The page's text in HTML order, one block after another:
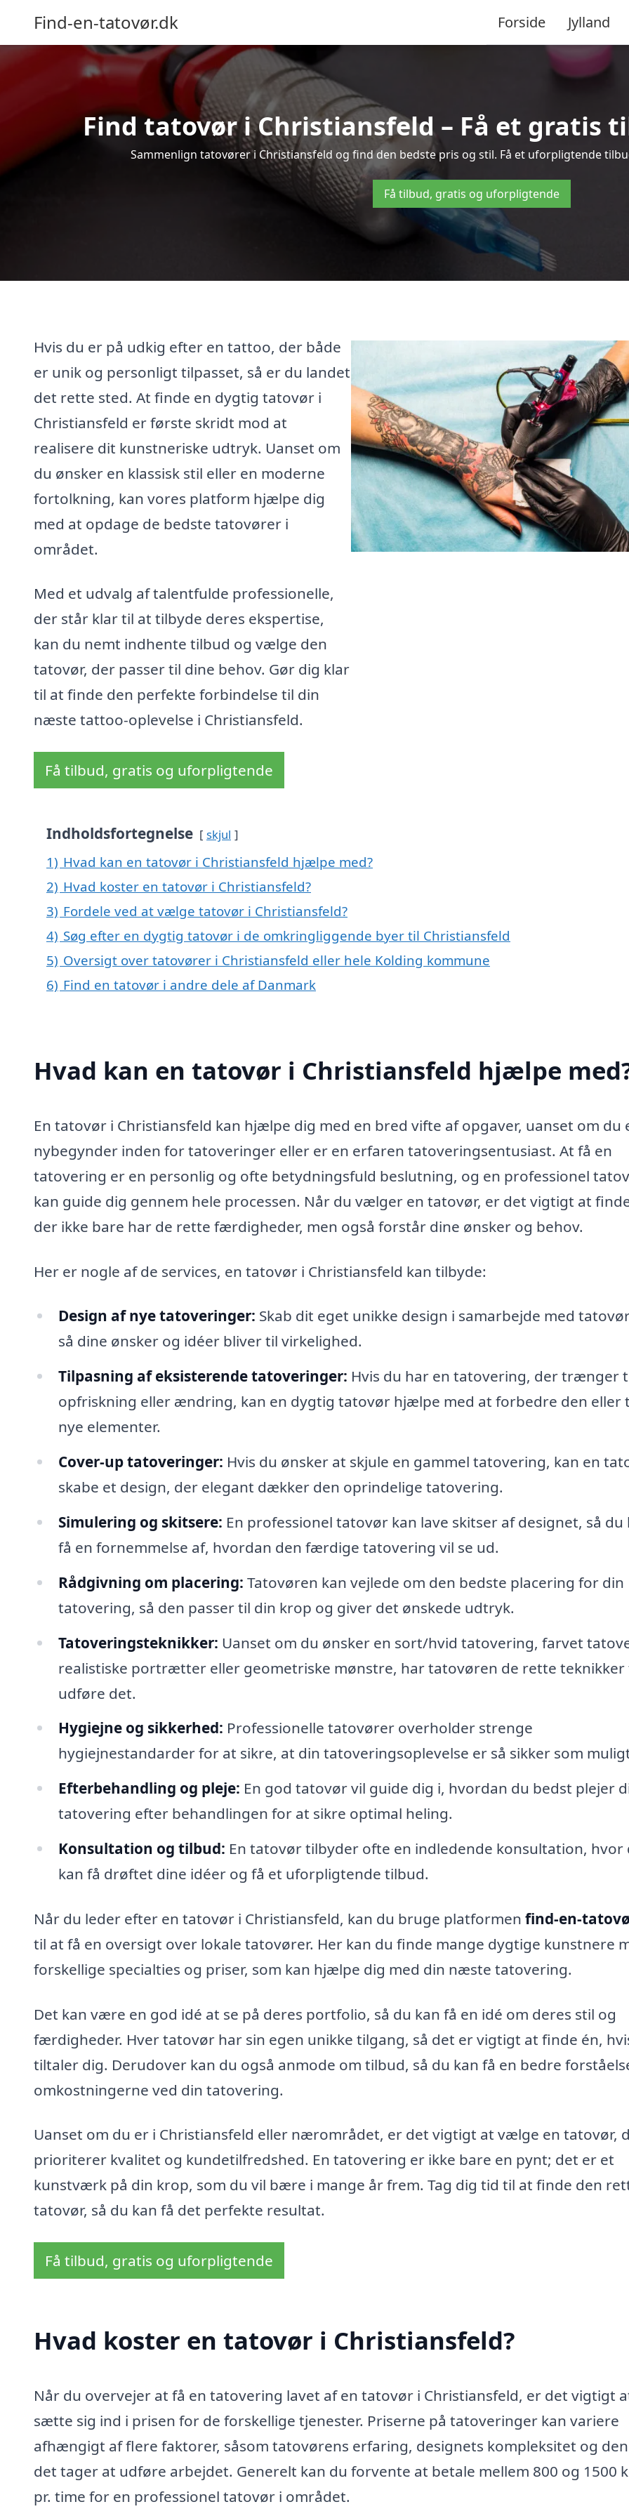
Find-en-tatovør.dk Forside Jylland
Find tatovør i Christiansfeld – Få et gratis
Sammenlign tatovører i Christiansfeld og find den bedste pris og stil. Få et uforpligtende
Få tilbud, gratis og uforpligtende
Hvis du er på udkig efter en tattoo, der både
er unik og personligt tilpasset, så er du landet
det rette sted. At finde en dygtig tatovør i
Christiansfeld er første skridt mod at
realisere dit kunstneriske udtryk. Uanset om
du ønsker en klassisk stil eller en moderne
fortolkning, kan vores platform hjælpe dig
med at opdage de bedste tatovører i
området.
Med et udvalg af talentfulde professionelle,
der står klar til at tilbyde deres ekspertise,
kan du nemt indhente tilbud og vælge den
tatovør, der passer til dine behov. Gør dig klar
til at finde den perfekte forbindelse til din
næste tattoo-oplevelse i Christiansfeld.
Få tilbud, gratis og uforpligtende
Indholdsfortegnelse skjul
1) Hvad kan en tatovør i Christiansfeld hjælpe med?
2) Hvad koster en tatovør i Christiansfeld?
3) Fordele ved at vælge tatovør i Christiansfeld?
4) Søg efter en dygtig tatovør i de omkringliggende byer til Christiansfeld
5) Oversigt over tatovører i Christiansfeld eller hele Kolding kommune
6) Find en tatovør i andre dele af Danmark
Hvad kan en tatovør i Christiansfeld hjælpe
En tatovør i Christiansfeld kan hjælpe dig med en bred vifte af opgaver, uanset om du
nybegynder inden for tatoveringer eller er en erfaren tatoveringsentusiast. At få en
tatovering er en personlig og ofte betydningsfuld beslutning, og en professionel
kan guide dig gennem hele processen. Når du vælger en tatovør, er det vigtigt at
der ikke bare har de rette færdigheder, men også forstår dine ønsker og behov.
Her er nogle af de services, en tatovør i Christiansfeld kan tilbyde:
Design af nye tatoveringer: Skab dit eget unikke design i samarbejde med
så dine ønsker og idéer bliver til virkelighed.
Tilpasning af eksisterende tatoveringer: Hvis du har en tatovering, der trænger
opfriskning eller ændring, kan en dygtig tatovør hjælpe med at forbedre den eller
nye elementer.
Cover-up tatoveringer: Hvis du ønsker at skjule en gammel tatovering, kan en
skabe et design, der elegant dækker den oprindelige tatovering.
Simulering og skitsere: En professionel tatovør kan lave skitser af designet, så du
få en fornemmelse af, hvordan den færdige tatovering vil se ud.
Rådgivning om placering: Tatovøren kan vejlede om den bedste placering for din
tatovering, så den passer til din krop og giver det ønskede udtryk.
Tatoveringsteknikker: Uanset om du ønsker en sort/hvid tatovering, farvet
realistiske portrætter eller geometriske mønstre, har tatovøren de rette teknikker
udføre det.
Hygiejne og sikkerhed: Professionelle tatovører overholder strenge
hygiejnestandarder for at sikre, at din tatoveringsoplevelse er så sikker som
Efterbehandling og pleje: En god tatovør vil guide dig i, hvordan du bedst plejer
tatovering efter behandlingen for at sikre optimal heling.
Konsultation og tilbud: En tatovør tilbyder ofte en indledende konsultation, hvor
kan få drøftet dine idéer og få et uforpligtende tilbud.
Når du leder efter en tatovør i Christiansfeld, kan du bruge platformen find-en-
til at få en oversigt over lokale tatovører. Her kan du finde mange dygtige kunstnere
forskellige specialties og priser, som kan hjælpe dig med din næste tatovering.
Det kan være en god idé at se på deres portfolio, så du kan få en idé om deres stil og
færdigheder. Hver tatovør har sin egen unikke tilgang, så det er vigtigt at finde én,
tiltaler dig. Derudover kan du også anmode om tilbud, så du kan få en bedre
omkostningerne ved din tatovering.
Uanset om du er i Christiansfeld eller nærområdet, er det vigtigt at vælge en tatovør,
prioriterer kvalitet og kundetilfredshed. En tatovering er ikke bare en pynt; det er et
kunstværk på din krop, som du vil bære i mange år frem. Tag dig tid til at finde den
tatovør, så du kan få det perfekte resultat.
Få tilbud, gratis og uforpligtende
Hvad koster en tatovør i Christiansfeld?
Når du overvejer at få en tatovering lavet af en tatovør i Christiansfeld, er det vigtigt
sætte sig ind i prisen for de forskellige tjenester. Priserne på tatoveringer kan variere
afhængigt af flere faktorer, såsom tatovørens erfaring, designets kompleksitet og
det tager at udføre arbejdet. Generelt kan du forvente at betale mellem 800 og 1500
pr. time for en professionel tatovør i området.